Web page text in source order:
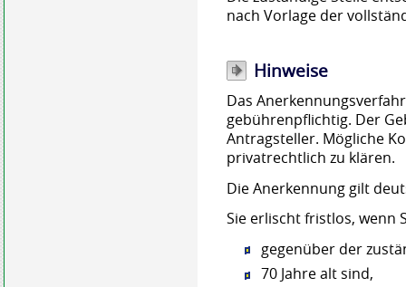
nach Vorlage der
Hinweise
Das
gebührenpflichtig. Der
Antragsteller. Mögliche
privatrechtlich zu klären.
Die Anerkennung gilt
Sie erlischt fristlos, wenn
gegenüber der
70 Jahre alt sind,